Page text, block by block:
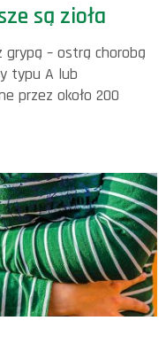
są zioła
– ostrą chorobą
typu A lub
przez około 200